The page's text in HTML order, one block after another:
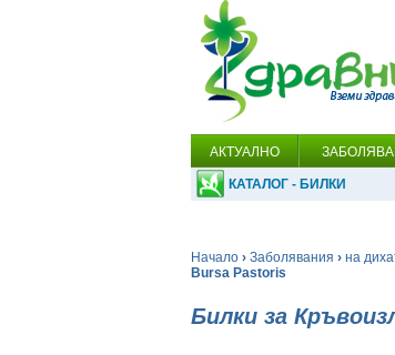
АКТУАЛНО
КАТАЛОГ - БИЛКИ
Начало › Заболявания › на
Bursa Pastoris
Билки за